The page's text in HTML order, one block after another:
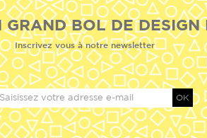
GRAND BOL DE DESIGN
Inscrivez vous à notre newsletter
OK